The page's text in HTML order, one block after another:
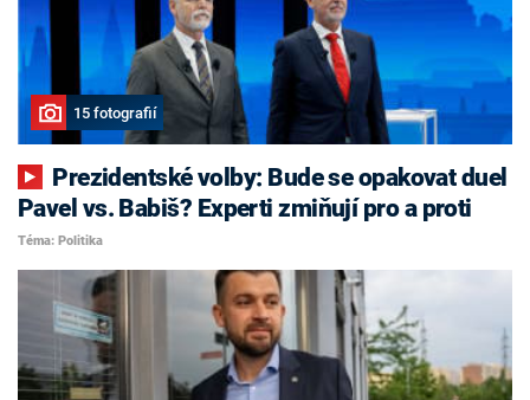
15 fotografií
Pavel vs. Babiš? Experti zmiňují pro a proti
Téma: Politika